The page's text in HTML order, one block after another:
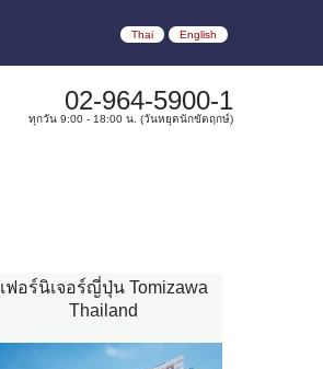
Thai English
02-964-5900-1
ทุกวัน 9:00 - 18:00 น. (วันหยุดนักขัตฤกษ์)
เฟอร์นิเจอร์ญี่ปุ่น Tomizawa
Thailand